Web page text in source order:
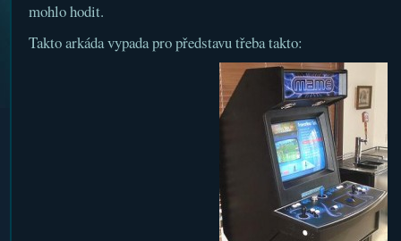
mohlo hodit.
Takto arkáda vypada pro představu třeba takto: